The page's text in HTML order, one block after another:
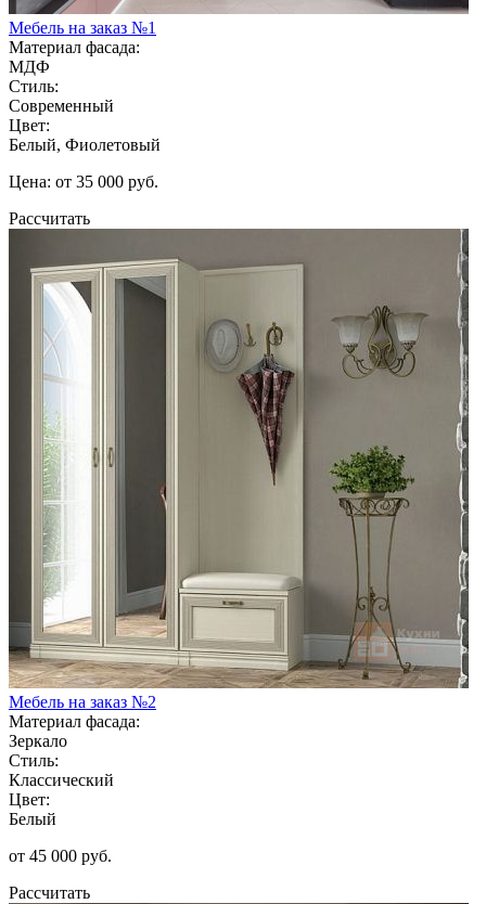
Мебель на заказ №1
Материал фасада:
МДФ
Стиль:
Современный
Цвет:
Белый, Фиолетовый
Цена: от 35 000 руб.
Рассчитать
Мебель на заказ №2
Материал фасада:
Зеркало
Стиль:
Классический
Цвет:
Белый
от 45 000 руб.
Рассчитать